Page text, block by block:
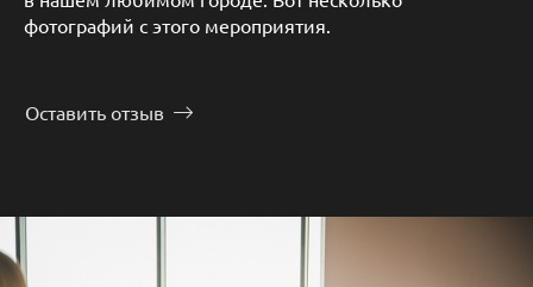
фотографий с этого мероприятия.
Оставить отзыв